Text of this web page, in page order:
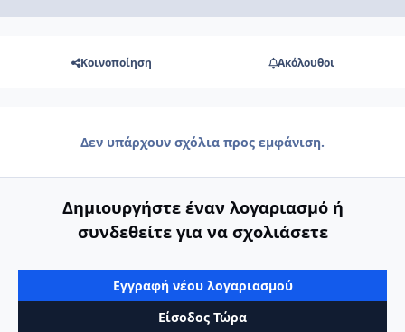
Κοινοποίηση Ακόλουθοι
Δεν υπάρχουν σχόλια προς εμφάνιση.
Δημιουργήστε έναν λογαριασμό ή
συνδεθείτε για να σχολιάσετε
Εγγραφή νέου λογαριασμού
Είσοδος Τώρα